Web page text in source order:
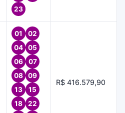
23
01
02
04
05
06
07
08
09
13
15
18
22
R$ 416.579,90